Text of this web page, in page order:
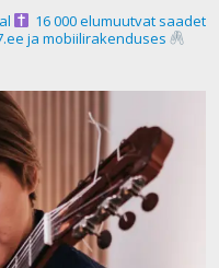
16 000 elumuutvat saadet
ja mobiilirakenduses